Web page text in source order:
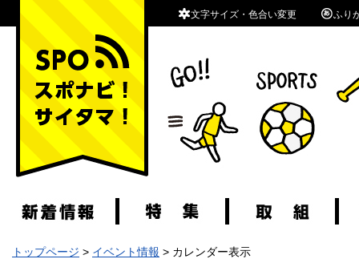
スポナビ！サイタマ！
文字サイズ・色合い変更 ふり
トップページ > イベント情報 > カレンダー表示